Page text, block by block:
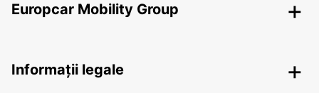
Europcar Mobility Group
Informații legale